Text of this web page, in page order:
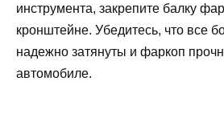
инструмента, закрепите балку
кронштейне. Убедитесь, что все
надежно затянуты и фаркоп
автомобиле.